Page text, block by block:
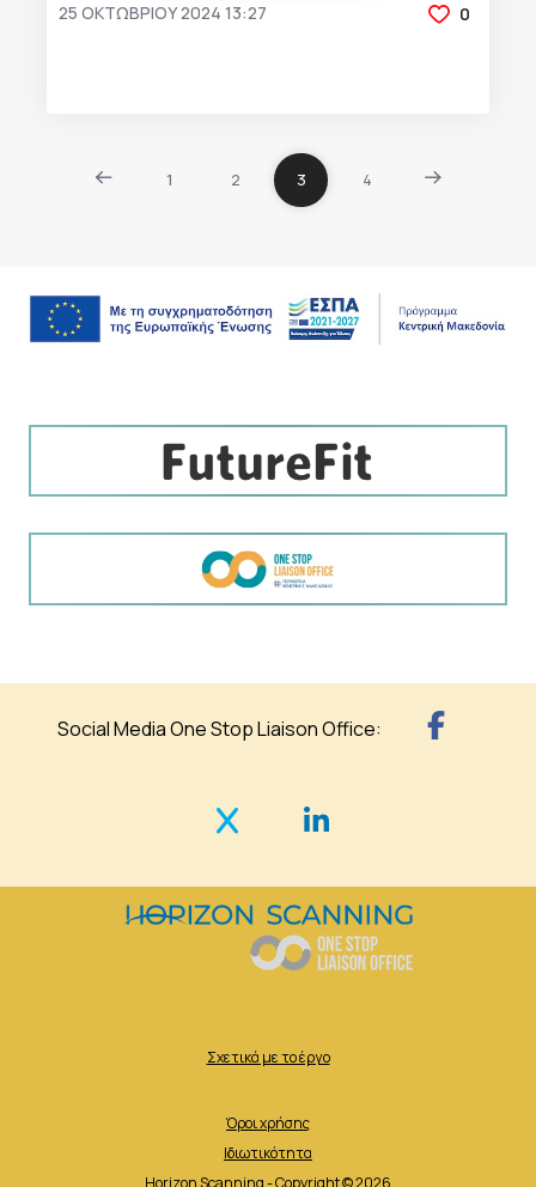
25 ΟΚΤΩΒΡΊΟΥ 2024 13:27 0
1 2 3 4
Social Media One Stop Liaison Office:
Σχετικά με το έργο
Όροι χρήσης
Ιδιωτικότητα
Horizon Scanning - Copyright © 2026